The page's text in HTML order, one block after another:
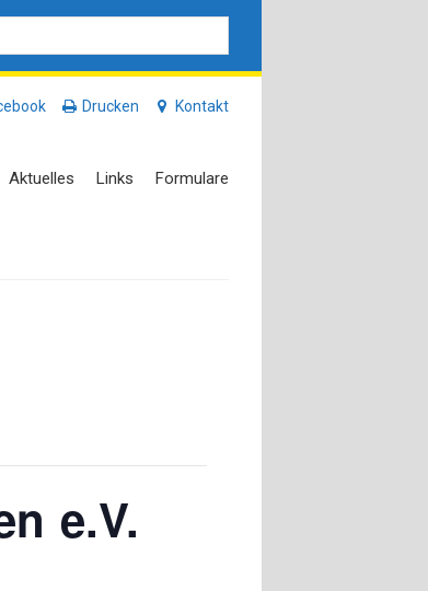
Drucken Kontakt
Aktuelles Links Formulare
e.V.